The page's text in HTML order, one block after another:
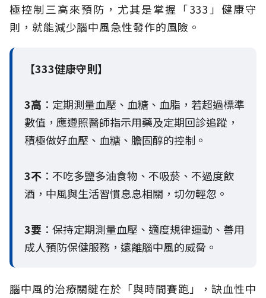
極控制三高來預防，尤其是掌握「333」健康守
則，就能減少腦中風急性發作的風險。
【333健康守則】
3高 ：定期測量血壓、血糖、血脂，若超過標準
數值，應遵照醫師指示用藥及定期回診追蹤，
積極做好血壓、血糖、膽固醇的控制。
3不 ：不吃多鹽多油食物、不吸菸、不過度飲
酒，中風與生活習慣息息相關，切勿輕忽。
3要 ：保持定期測量血壓、適度規律運動、善用
成人預防保健服務，遠離腦中風的威脅。
腦中風的治療關鍵在於「與時間賽跑」，缺血性中